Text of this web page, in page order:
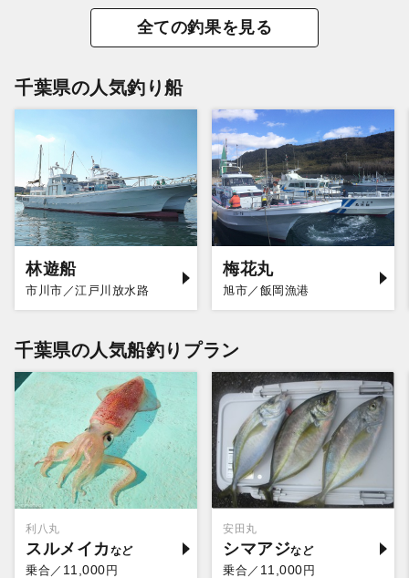
全ての釣果を見る
千葉県の人気釣り船
林遊船
市川市／江戸川放水路
梅花丸
旭市／飯岡漁港
千葉県の人気船釣りプラン
利八丸
スルメイカ
乗合／ 11,000円
安田丸
シマアジ
乗合／ 11,000円